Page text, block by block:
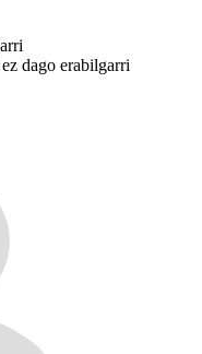
ez dago erabilgarri